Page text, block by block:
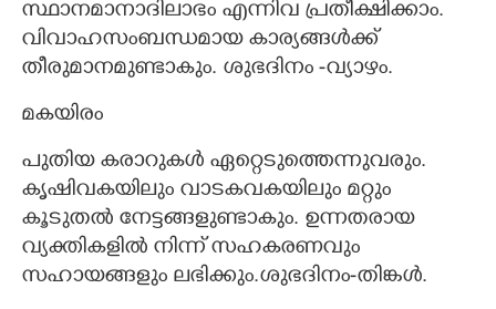
സ്ഥാനമാനാദിലാഭം എന്നിവ പ്രതീക്ഷിക്കാം.
വിവാഹസംബന്ധമായ കാര്യങ്ങൾക്ക്
തീരുമാനമുണ്ടാകും. ശുഭദിനം -വ്യാഴം.
മകയിരം
പുതിയ കരാറുകൾ ഏറ്റെടുത്തെന്നുവരും.
കൃഷിവകയിലും വാടകവകയിലും മറ്റും
കൂടുതൽ നേട്ടങ്ങളുണ്ടാകും. ഉന്നതരായ
വ്യക്തികളിൽ നിന്ന് സഹകരണവും
സഹായങ്ങളും ലഭിക്കും.ശുഭദിനം-തിങ്കൾ.